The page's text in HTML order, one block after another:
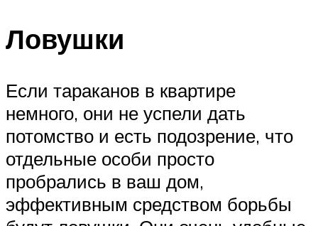
Ловушки
Если тараканов в квартире
немного, они не успели дать
потомство и есть подозрение, что
отдельные особи просто
пробрались в ваш дом,
эффективным средством борьбы